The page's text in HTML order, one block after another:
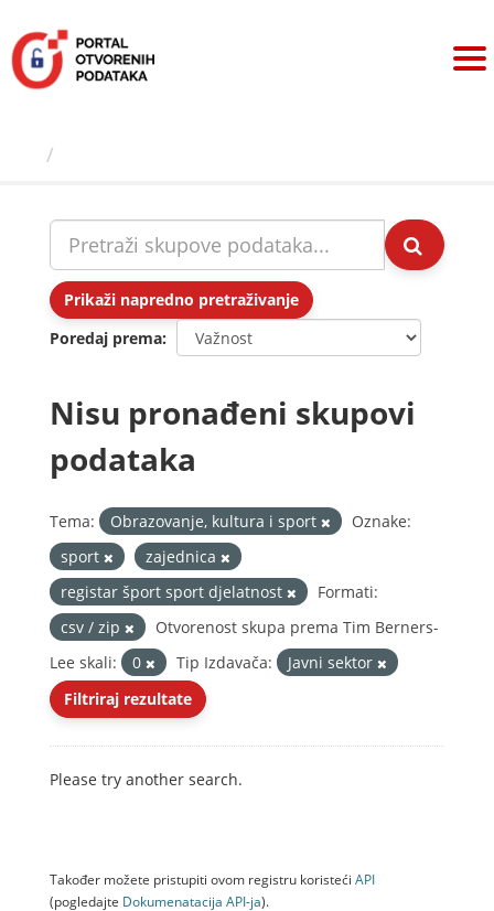
sadržaj
Prikaži napredno pretraživanje
Poredaj prema
Nisu pronađeni skupovi
podataka
Tema: Obrazovanje, kultura i sport
Oznake:
sport
zajednica
registar šport sport djelatnost
Formati:
csv / zip
Otvorenost skupa prema Tim Berners-
Lee skali:
0 Tip Izdavača:
Javni sektor
Filtriraj rezultate
Please try another search.
Također možete pristupiti ovom registru koristeći API
(pogledajte Dokumenаtаcijа API-jа).